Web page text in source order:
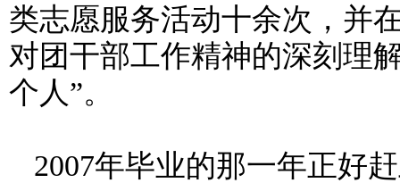
类志愿服务活动十余次，并
对团干部工作精神的深刻理
个人”。
2007年毕业的那一年正好